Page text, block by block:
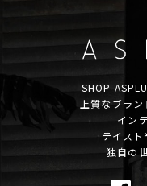
SHOP
上質なブラ
イン
テイス
独自の